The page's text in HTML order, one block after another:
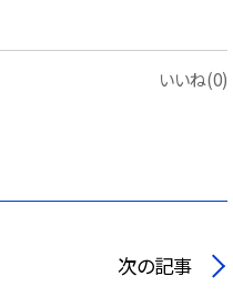
いいね(0)
次の記事